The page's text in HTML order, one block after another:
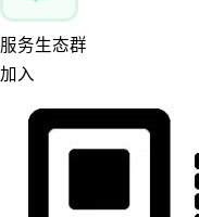
服务生态群
加入